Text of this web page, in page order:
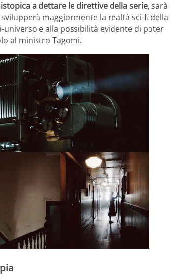
a dettare le direttive della serie, sarà
maggiormente la realtà sci-fi della
e alla possibilità evidente di poter
al ministro Tagomi.